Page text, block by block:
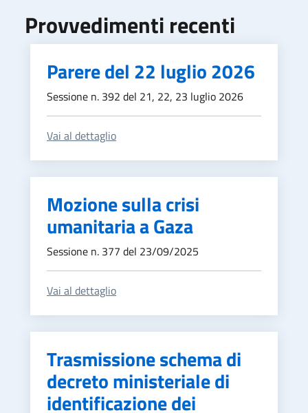
Provvedimenti recenti
Parere del 22 luglio 2026
Sessione n. 392 del 21, 22, 23 luglio 2026
Vai al dettaglio
Mozione sulla crisi
umanitaria a Gaza
Sessione n. 377 del 23/09/2025
Vai al dettaglio
Trasmissione schema di
decreto ministeriale di
identificazione dei